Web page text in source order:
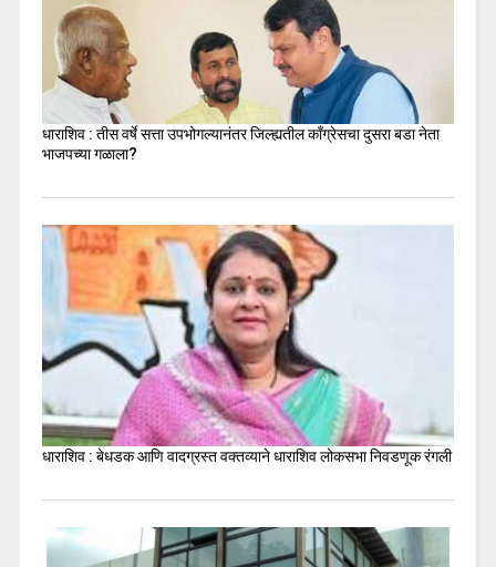
धाराशिव : तीस वर्षे सत्ता उपभोगल्यानंतर जिल्ह्यतील कॉंग्रेसचा दुसरा बडा नेता
भाजपच्या गळाला?
धाराशिव : बेधडक आणि वादग्रस्त वक्तव्याने धाराशिव लोकसभा निवडणूक रंगली